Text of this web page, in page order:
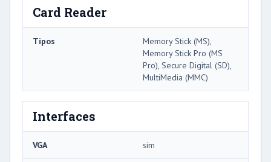
Card Reader
Tipos
Memory Stick (MS),
Memory Stick Pro (MS
Pro), Secure Digital (SD),
MultiMedia (MMC)
Interfaces
VGA sim